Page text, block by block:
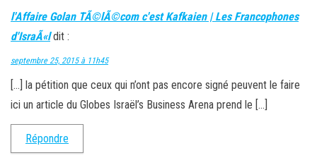
l'Affaire Golan TÃ©lÃ©com c'est Kafkaien | Les Francophones
d'IsraÃ«l dit :
septembre 25, 2015 à 11h45
[…] la pétition que ceux qui n’ont pas encore signé peuvent le faire
ici un article du Globes Israël’s Business Arena prend le […]
Répondre